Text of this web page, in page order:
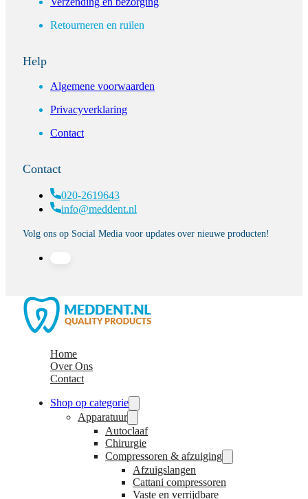
Retourneren en ruilen
Help
Algemene voorwaarden
Privacyverklaring
Contact
Contact
020-2619643
info@meddent.nl
Volg ons op Social Media voor updates over nieuwe producten!
Home
Over Ons
Contact
Shop op categorie
Apparatuur
Autoclaaf
Chirurgie
Compressoren & afzuiging
Afzuigslangen
Cattani compressoren
Vaste en verrijdbare